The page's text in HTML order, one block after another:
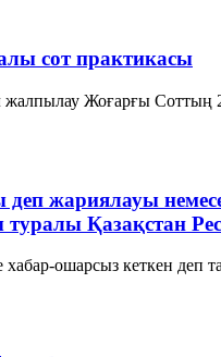
сот практикасы
жалпылау Жоғарғы
жариялауы
Қазақстан
ошарсыз кеткен деп